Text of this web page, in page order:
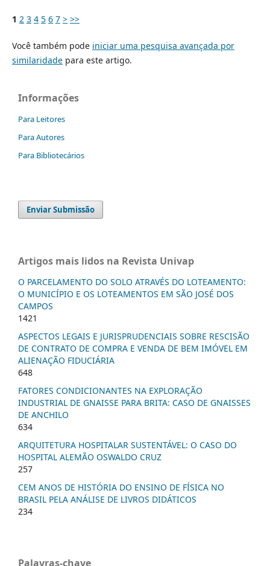
1 2 3 4 5 6 7 > >>
Você também pode iniciar uma pesquisa avançada por
similaridadepara este artigo.
Informações
Para Leitores
Para Autores
Para Bibliotecários
Enviar Submissão
Artigos mais lidos na Revista Univap
O PARCELAMENTO DO SOLO ATRAVÉS DO LOTEAMENTO:
O MUNICÍPIO E OS LOTEAMENTOS EM SÃO JOSÉ DOS
CAMPOS
1421
ASPECTOS LEGAIS E JURISPRUDENCIAIS SOBRE RESCISÃO
DE CONTRATO DE COMPRA E VENDA DE BEM IMÓVEL EM
ALIENAÇÃO FIDUCIÁRIA
648
FATORES CONDICIONANTES NA EXPLORAÇÃO
INDUSTRIAL DE GNAISSE PARA BRITA: CASO DE GNAISSES
DE ANCHILO
634
ARQUITETURA HOSPITALAR SUSTENTÁVEL: O CASO DO
HOSPITAL ALEMÃO OSWALDO CRUZ
257
CEM ANOS DE HISTÓRIA DO ENSINO DE FÍSICA NO
BRASIL PELA ANÁLISE DE LIVROS DIDÁTICOS
234
Palavras-chave